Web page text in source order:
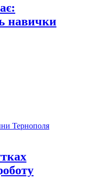
навички
Тернополя